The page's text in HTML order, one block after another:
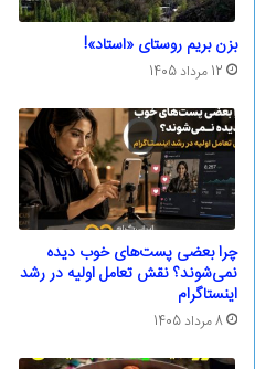
بزن بریم روستای «استاد»!
12 مرداد 1405
چرا بعضی پست‌های خوب دیده
نمی‌شوند؟ نقش تعامل اولیه در رشد
اینستاگرام
8 مرداد 1405